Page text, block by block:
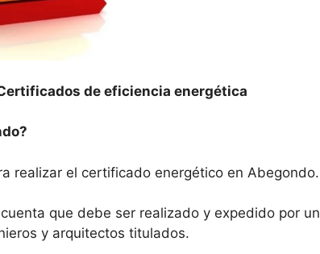
de eficiencia energética
realizar el certificado energético en Abegondo.
que debe ser realizado y expedido por un
y arquitectos titulados.